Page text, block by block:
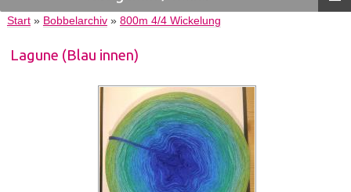
Start» Bobbelarchiv» 800m 4/4 Wickelung
Lagune (Blau innen)